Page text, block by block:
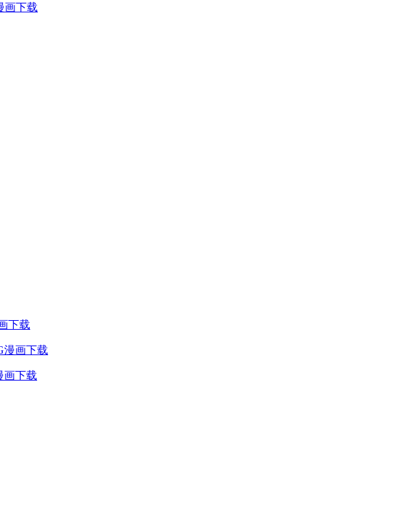
画下载
下载
画下载